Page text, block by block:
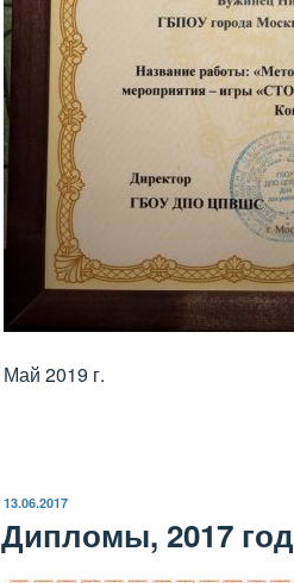
Май 2019 г.
ОПУБЛИКОВАНО
13.06.2017
Дипломы, 2017 год